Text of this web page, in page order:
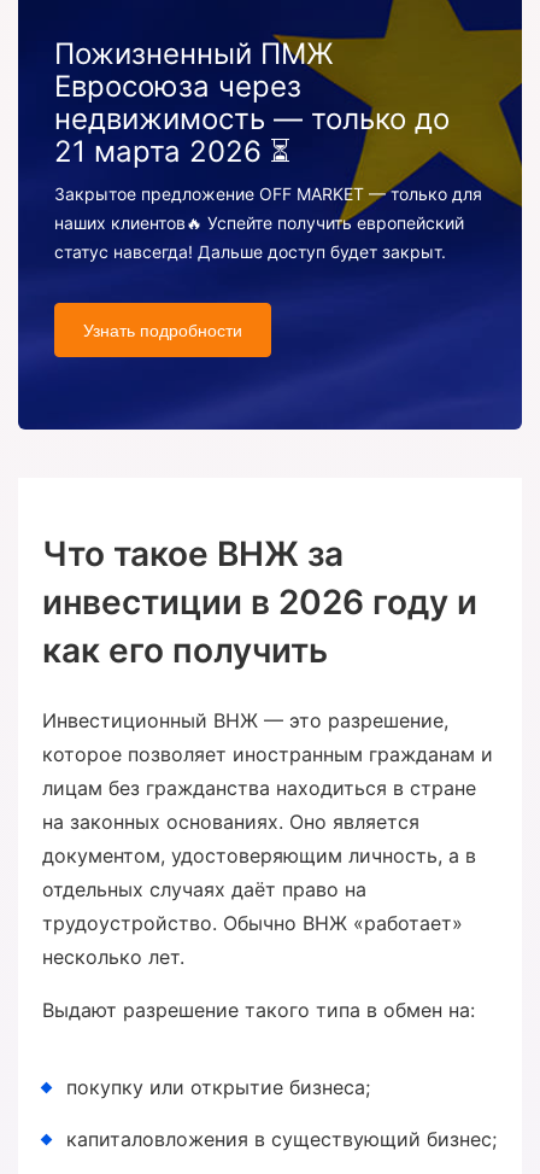
Пожизненный ПМЖ
Евросоюза через
недвижимость — только до
21 марта 2026 ⏳
Закрытое предложение OFF MARKET — только для
наших клиентов🔥 Успейте получить европейский
статус навсегда! Дальше доступ будет закрыт.
Узнать подробности
Что такое ВНЖ за
инвестиции в 2026 году и
как его получить
Инвестиционный ВНЖ — это разрешение,
которое позволяет иностранным гражданам и
лицам без гражданства находиться в стране
на законных основаниях. Оно является
документом, удостоверяющим личность, а в
отдельных случаях даёт право на
трудоустройство. Обычно ВНЖ «работает»
несколько лет.
Выдают разрешение такого типа в обмен на:
покупку или открытие бизнеса;
капиталовложения в существующий бизнес;